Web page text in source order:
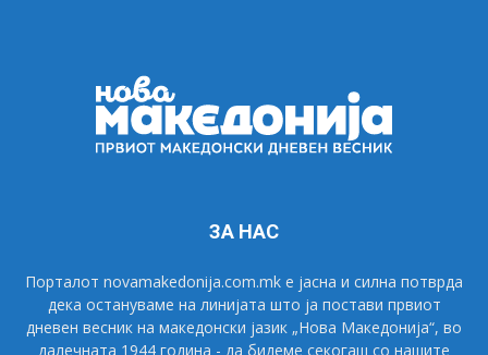
ЗА НАС
Порталот novamakedonija.com.mk е јасна и силна потврда
дека остануваме на линијата што ја постави првиот
дневен весник на македонски јазик „Нова Македонија“, во
далечната 1944 година - да бидеме секогаш со нашите